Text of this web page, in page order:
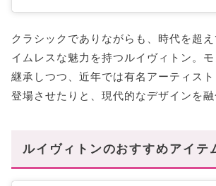
クラシックでありながらも、時代を超
イムレスな魅力を持つルイヴィトン。
継承しつつ、近年では有名アーティス
登場させたりと、現代的なデザインを融
ルイヴィトンのおすすめアイテ